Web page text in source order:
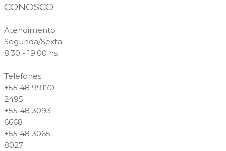
CONOSCO
Atendimento
Segunda/Sexta:
8:30 - 19:00 hs
Telefones
+55 48 99170
2495
+55 48 3093
6668
+55 48 3065
8027